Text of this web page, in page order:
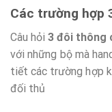
Các trường hợp
Câu hỏi 3 đôi thông
với những bộ mà
tiết các trường hợp
đối thủ